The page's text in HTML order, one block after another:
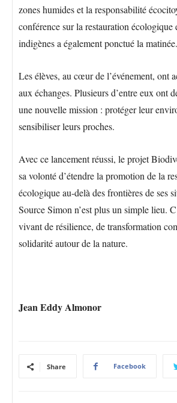
zones humides et la responsabilité
conférence sur la restauration écologique
indigènes a également ponctué la matinée.
Les élèves, au cœur de l’événement, ont
aux échanges. Plusieurs d’entre eux ont
une nouvelle mission : protéger leur
sensibiliser leurs proches.
Avec ce lancement réussi, le projet
sa volonté d’étendre la promotion de la
écologique au-delà des frontières de ses
Source Simon n’est plus un simple lieu.
vivant de résilience, de transformation
solidarité autour de la nature.
Jean Eddy Almonor
Share Facebook